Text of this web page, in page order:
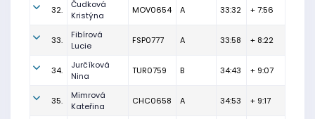
32.
Čudková
Kristýna
MOV0654 A 33:32 + 7:56
33.
Fibírová
Lucie
FSP0777 A 33:58 + 8:22
34.
Jurčíková
Nina
TUR0759 B 34:43 + 9:07
35.
Mimrová
Kateřina
CHC0658 A 34:53 + 9:17